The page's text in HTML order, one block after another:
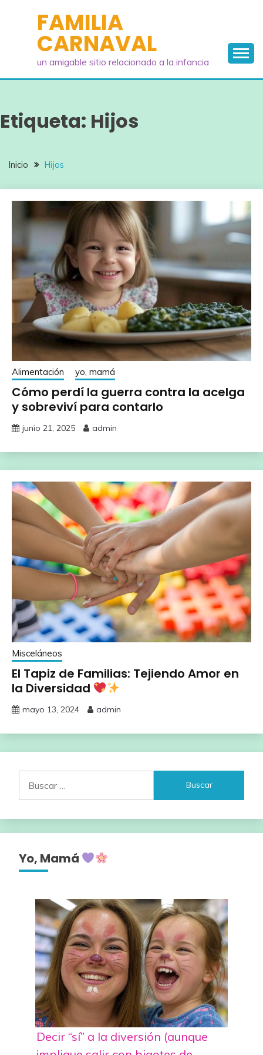
contenidoFAMILIA
CARNAVAL
un amigable sitio relacionado a la infancia
Etiqueta: Hijos
Inicio Hijos
Alimentación yo, mamá
Cómo perdí la guerra contra la acelga
y sobreviví para contarlo
junio 21, 2025 admin
Misceláneos
El Tapiz de Familias: Tejiendo Amor en
la Diversidad
mayo 13, 2024 admin
Yo, Mamá
Decir “sí” a la diversión (aunque